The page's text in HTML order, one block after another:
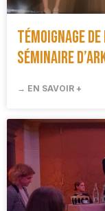
Témoignage
séminaire
→ EN SAVOIR +